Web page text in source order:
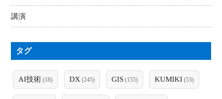
講演
タグ
AI技術 (18) DX (245) GIS (155) KUMIKI (53)